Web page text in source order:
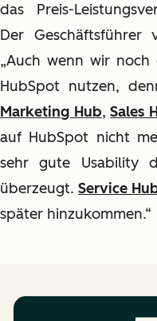
das Preis-
Der Geschäftsführer
„Auch wenn wir
HubSpot nutzen,
Marketing Hub,Sales
auf HubSpot nicht
sehr gute Usability
überzeugt.Service
später hinzukommen.“